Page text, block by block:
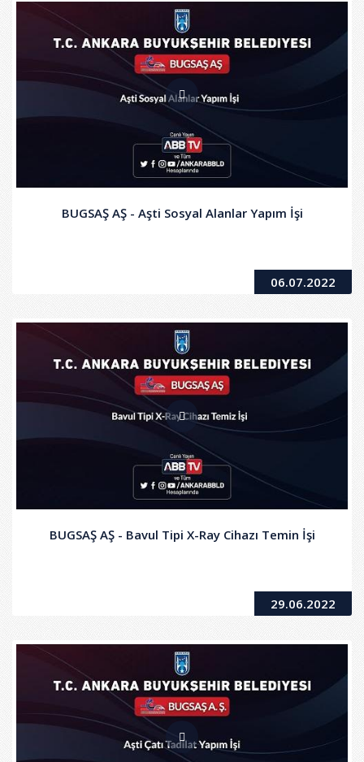
BUGSAŞ AŞ - Aşti Sosyal Alanlar Yapım İşi
06.07.2022
BUGSAŞ AŞ - Bavul Tipi X-Ray Cihazı Temin İşi
29.06.2022